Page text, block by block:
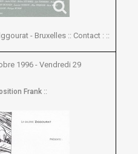
- Bruxelles :: Contact : ::
1996 - Vendredi 29
Frank ::